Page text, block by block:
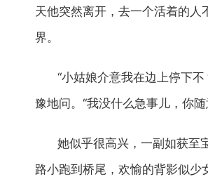
天他突然离开，去一个活着的人
界。
“小姑娘介意我在边上停下不
豫地问。“我没什么急事儿，你随
她似乎很高兴，一副如获至
路小跑到桥尾，欢愉的背影似少